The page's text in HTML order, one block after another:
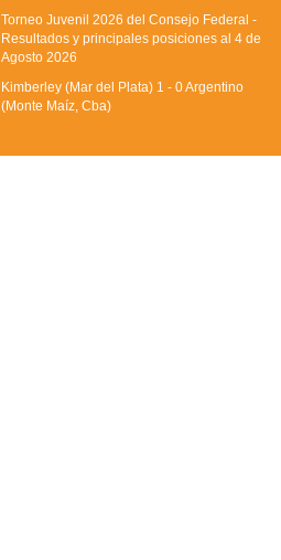
Torneo Juvenil 2026 del Consejo Federal -
Resultados y principales posiciones al 4 de
Agosto 2026
Kimberley (Mar del Plata) 1 - 0 Argentino
(Monte Maíz, Cba)